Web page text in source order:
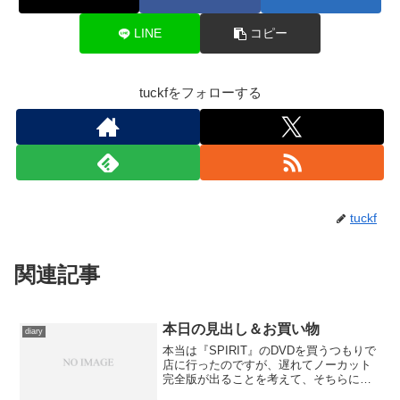
LINE コピー
tuckfをフォローする
tuckf
関連記事
diary 本日の見出し＆お買い物
本当は『SPIRIT』のDVDを買うつもりで
店に行ったのですが、遅れてノーカット
完全版が出ることを考えて、そちらに予